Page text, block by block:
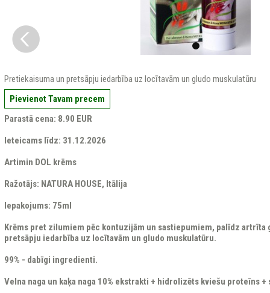
Pretiekaisuma un pretsāpju iedarbība uz locītavām un gludo muskulatūru
Pievienot Tavam precem
Parastā cena: 8.90 EUR
Ieteicams līdz: 31.12.2026
Artimin DOL krēms
Ražotājs: NATURA HOUSE, Itālija
Iepakojums: 75ml
Krēms pret zilumiem pēc kontuzijām un sastiepumiem, palīdz artrīta
pretsāpju iedarbība uz locītavām un gludo muskulatūru.
99% - dabīgi ingredienti.
Velna naga un kaķa naga 10% ekstrakti + hidrolizēts kviešu proteīns